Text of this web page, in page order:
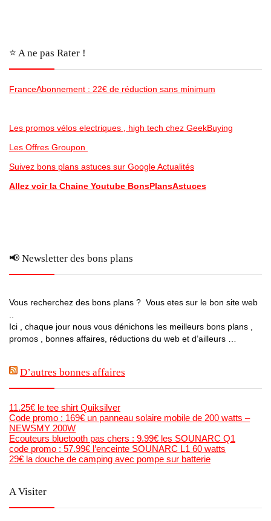
⭐️ A ne pas Rater !
FranceAbonnement : 22€ de réduction sans minimum
Les promos vélos electriques , high tech chez GeekBuying
Les Offres Groupon
Suivez bons plans astuces sur Google Actualités
Allez voir la Chaine Youtube BonsPlansAstuces
📢 Newsletter des bons plans
Vous recherchez des bons plans ? Vous etes sur le bon site web
Ici , chaque jour nous vous dénichons les meilleurs bons plans ,
promos , bonnes affaires, réductions du web et d’ailleurs …
D’autres bonnes affaires
11.25€ le tee shirt Quiksilver
Code promo : 169€ un panneau solaire mobile de 200 watts –
NEWSMY 200W
Ecouteurs bluetooth pas chers : 9.99€ les SOUNARC Q1
code promo : 57.99€ l’enceinte SOUNARC L1 60 watts
29€ la douche de camping avec pompe sur batterie
A Visiter